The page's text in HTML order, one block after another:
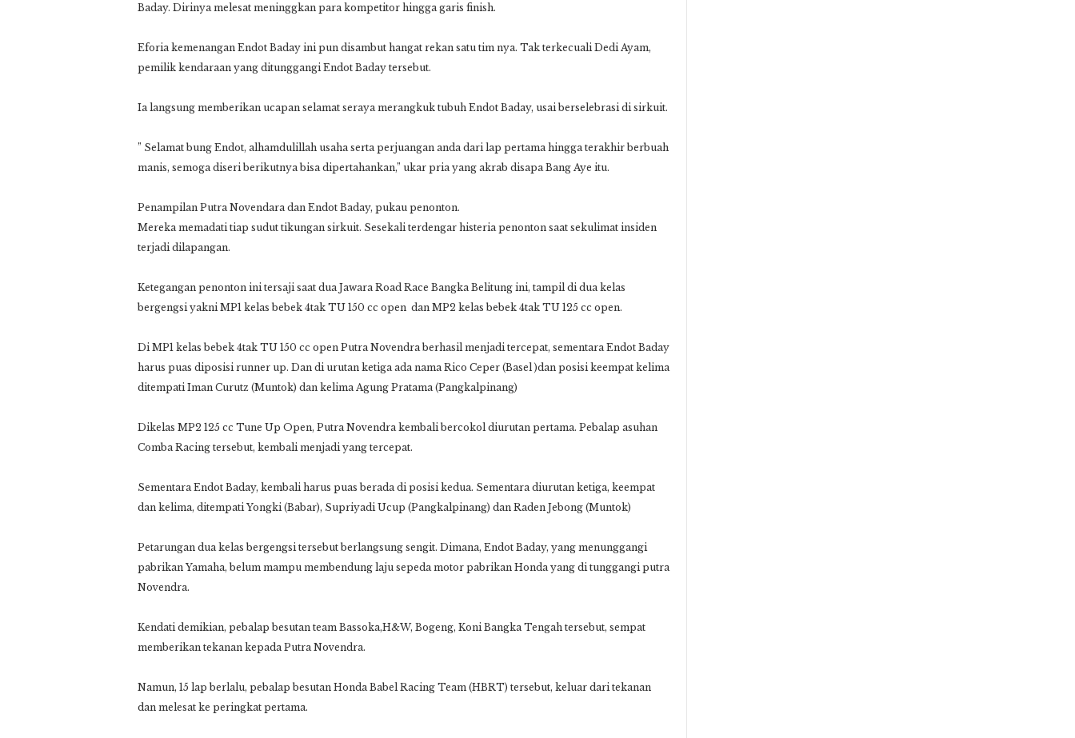
Baday. Dirinya melesat meninggkan para kompetitor hingga garis finish.
Eforia kemenangan Endot Baday ini pun disambut hangat rekan satu tim nya. Tak terkecuali Dedi Ayam,
pemilik kendaraan yang ditunggangi Endot Baday tersebut.
Ia langsung memberikan ucapan selamat seraya merangkuk tubuh Endot Baday, usai berselebrasi di sirkuit.
” Selamat bung Endot, alhamdulillah usaha serta perjuangan anda dari lap pertama hingga terakhir berbuah
manis, semoga diseri berikutnya bisa dipertahankan,” ukar pria yang akrab disapa Bang Aye itu.
Penampilan Putra Novendara dan Endot Baday, pukau penonton.
Mereka memadati tiap sudut tikungan sirkuit. Sesekali terdengar histeria penonton saat sekulimat insiden
terjadi dilapangan.
Ketegangan penonton ini tersaji saat dua Jawara Road Race Bangka Belitung ini, tampil di dua kelas
bergengsi yakni MP1 kelas bebek 4tak TU 150 cc open dan MP2 kelas bebek 4tak TU 125 cc open.
Di MP1 kelas bebek 4tak TU 150 cc open Putra Novendra berhasil menjadi tercepat, sementara Endot Baday
harus puas diposisi runner up. Dan di urutan ketiga ada nama Rico Ceper (Basel )dan posisi keempat kelima
ditempati Iman Curutz (Muntok) dan kelima Agung Pratama (Pangkalpinang)
Dikelas MP2 125 cc Tune Up Open, Putra Novendra kembali bercokol diurutan pertama. Pebalap asuhan
Comba Racing tersebut, kembali menjadi yang tercepat.
Sementara Endot Baday, kembali harus puas berada di posisi kedua. Sementara diurutan ketiga, keempat
dan kelima, ditempati Yongki (Babar), Supriyadi Ucup (Pangkalpinang) dan Raden Jebong (Muntok)
Petarungan dua kelas bergengsi tersebut berlangsung sengit. Dimana, Endot Baday, yang menunggangi
pabrikan Yamaha, belum mampu membendung laju sepeda motor pabrikan Honda yang di tunggangi putra
Novendra.
Kendati demikian, pebalap besutan team Bassoka,H&W, Bogeng, Koni Bangka Tengah tersebut, sempat
memberikan tekanan kepada Putra Novendra.
Namun, 15 lap berlalu, pebalap besutan Honda Babel Racing Team (HBRT) tersebut, keluar dari tekanan
dan melesat ke peringkat pertama.